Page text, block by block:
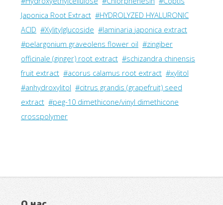
Extract #Perilla Ocymoides Leaf Extract
#Hydroxyethylcellulose #Chlorphenesin #Coptis
Japonica Root Extract
#HYDROLYZED HYALURONIC
ACID #Xylitylglucoside #laminaria japonica extract
#pelargonium graveolens flower oil #zingiber
officinale (ginger) root extract #schizandra chinensis
fruit extract #acorus calamus root extract #xylitol
#anhydroxylitol #citrus grandis (grapefruit) seed
extract #peg-10 dimethicone/vinyl dimethicone